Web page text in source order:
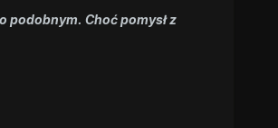
podobnym. Choć pomysł z